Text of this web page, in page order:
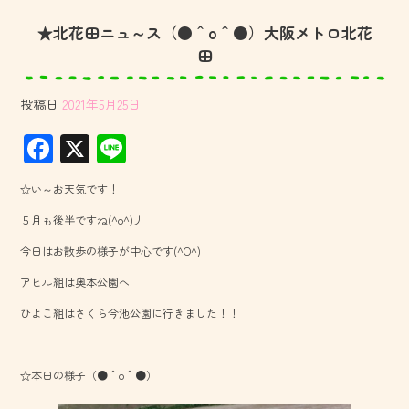
★北花田ニュ～ス（●＾o＾●）大阪メトロ北花
田
投稿日 2021年5月25日
F
ac
e
b
o
ok
X
☆い～お天気です！
５月も後半ですね(^o^)丿
今日はお散歩の様子が中心です(^O^)
アヒル組は奥本公園へ
ひよこ組はさくら今池公園に行きました！！
☆本日の様子（●＾o＾●）